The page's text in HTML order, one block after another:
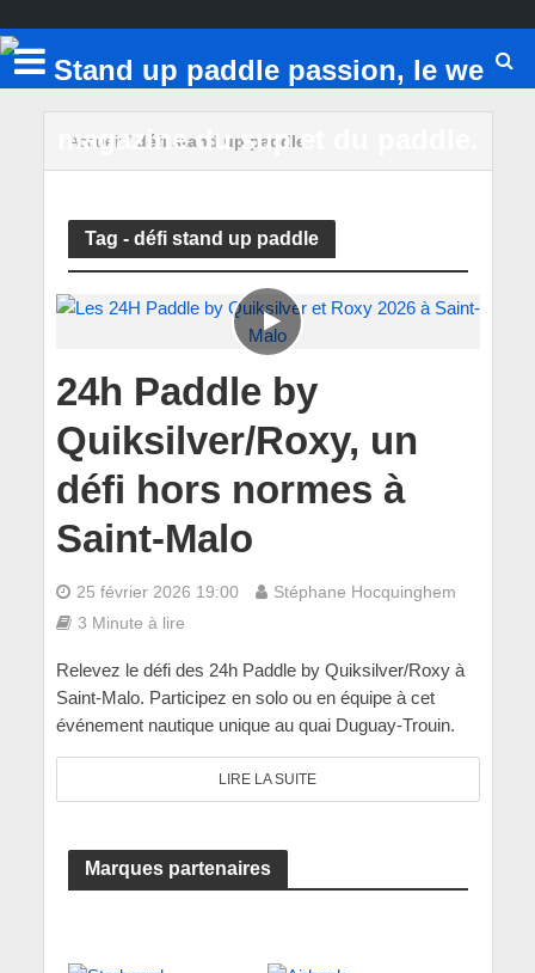
Accueil/ défi stand up paddle
Tag - défi stand up paddle
24h Paddle by
Quiksilver/Roxy, un
défi hors normes à
Saint-Malo
25 février 2026 19:00
Stéphane Hocquinghem
3 Minute à lire
Relevez le défi des 24h Paddle by Quiksilver/Roxy à
Saint-Malo. Participez en solo ou en équipe à cet
événement nautique unique au quai Duguay-Trouin.
LIRE LA SUITE
Marques partenaires